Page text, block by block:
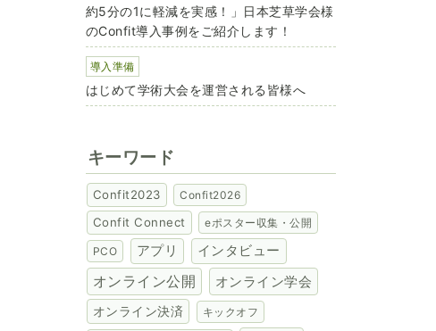
約5分の1に軽減を実感！」日本芝草学会様
のConfit導入事例をご紹介します！
導入準備
はじめて学術大会を運営される皆様へ
キーワード
Confit2023 Confit2026
Confit Connect eポスター収集・公開
PCO アプリ インタビュー
オンライン公開 オンライン学会
オンライン決済 キックオフ